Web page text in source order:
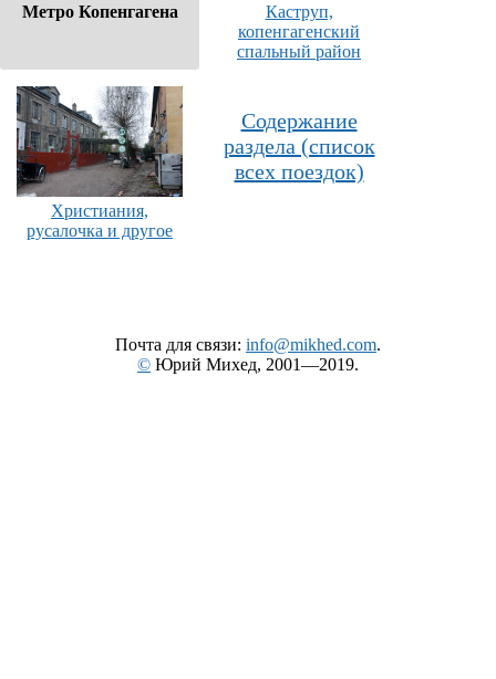
Метро Копенгагена
Каструп,
копенгагенский
спальный район
Христиания,
русалочка и другое
Содержание
раздела (список
всех поездок)
Почта для связи: info@mikhed.com.
© Юрий Михед, 2001—2019.